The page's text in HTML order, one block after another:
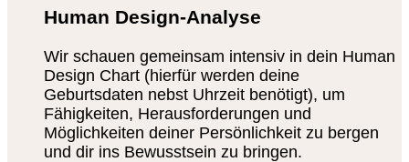
Human Design-Analyse
Wir schauen gemeinsam intensiv in dein Human
Design Chart (hierfür werden deine
Geburtsdaten nebst Uhrzeit benötigt), um
Fähigkeiten, Herausforderungen und
Möglichkeiten deiner Persönlichkeit zu bergen
und dir ins Bewusstsein zu bringen.